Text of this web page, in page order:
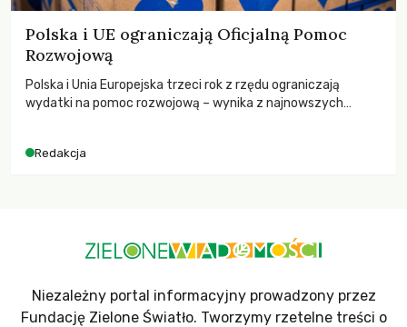
Polska i UE ograniczają Oficjalną Pomoc
Rozwojową
Polska i Unia Europejska trzeci rok z rzędu ograniczają
wydatki na pomoc rozwojową – wynika z najnowszych
odnotowano największe tąpnięcie ODA w historii. Jakie będą
Redakcja
Niezależny portal informacyjny prowadzony przez
Fundację Zielone Światło. Tworzymy rzetelne treści o